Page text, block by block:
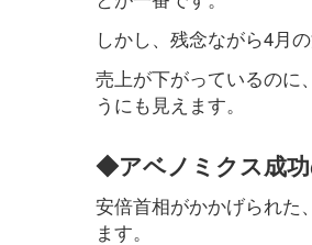
しかし、残念ながら4月
売上が下がっているのに
うにも見えます。
◆アベノミクス成
安倍首相がかかげられた
ます。